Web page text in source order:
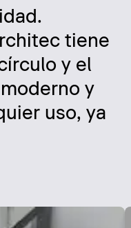
tiene
y el
y
uso, ya